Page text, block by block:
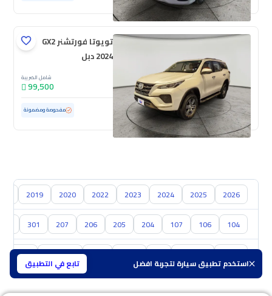
استخدم تطبيق سيارة لتجربة افضل تابع في التطبيق
تويوتا فورتشنر GX2
2024 دبل
شامل الضريبة
99,500
مستعملة 47,714 كم ممشى قليل مفحوصة ومضمونة
2026
2025
2024
2023
2022
2020
2019
104
106
107
204
205
206
207
301
سوزوكي هافال